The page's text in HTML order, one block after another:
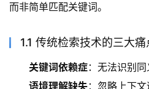
而非简单匹配关键词。
1.1 传统检索技术的三大痛
关键词依赖症：无法识别
语境理解缺失：忽略上下